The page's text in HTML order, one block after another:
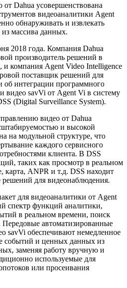
Dahua усовершенствована
видеоаналитики Agent
обнаруживать и извлекать
массива данных.
2018 года. Компания Dahua
производитель решений в
и компания Agent Video Intelligence
поставщик решений для
об интеграции программного
видео savVi от Agent Vi в систему
(Digital Surveillance System).
видео от Dahua
и высокой
на модульной структуре, что
каждого сервисного
клиента. В DSS
таких как просмотр в реальном
карта, ANPR и т.д. DSS находит
для видеонаблюдения.
для видеоаналитики от Agent
спектр функций аналитики,
в реальном времени, поиск
Передовые автоматизированные
savVi обеспечивают немедленное
событий и ценных данных из
заменяя работу вручную и
используемые для
или просеивания